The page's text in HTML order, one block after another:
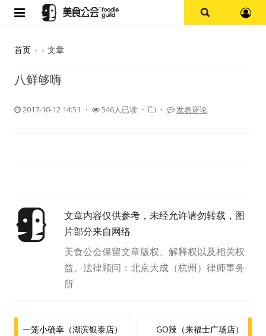
美食杂谈
资讯
首页 › › 文章
八鲜够嗨
2017-10-12 14:51 ・ 546人已读 ・ ・ 发表评论
文章内容仅供参考，未经允许请勿转载，图
片部分来自网络
美食公会保留文章版权、解释权以及相关权
益。法律顾问：北京大成（杭州）律师事务
所
一笼小确幸（湖滨银泰店） GO辣（来福士广场店）